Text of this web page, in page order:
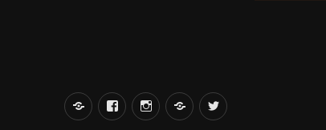
вКонтакте
FacebookInstagramLiveJournal
Twitter